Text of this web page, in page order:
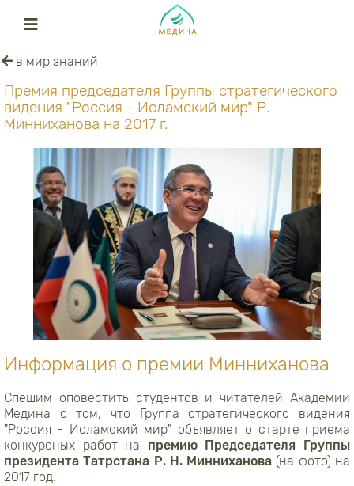
в мир знаний
Премия председателя Группы стратегического
видения "Россия - Исламский мир" Р.
Минниханова на 2017 г.
Информация о премии Минниханова
Спешим оповестить студентов и читателей Академии
Медина о том, что Группа стратегического видения
"Россия - Исламский мир" объявляет о старте приема
конкурсных работ на премию Председателя Группы
президента Татрстана Р. Н. Минниханова (на фото) на
2017 год.